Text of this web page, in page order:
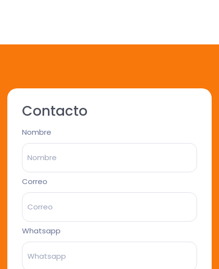
Contacto
Nombre
Correo
Whatsapp